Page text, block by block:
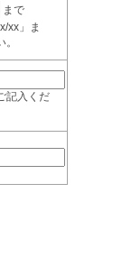
まで
xx」ま
記入くだ